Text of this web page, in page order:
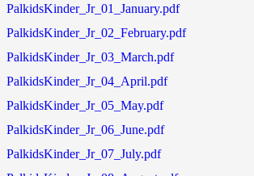
PalkidsKinder_Jr_01_January.pdf
PalkidsKinder_Jr_02_February.pdf
PalkidsKinder_Jr_03_March.pdf
PalkidsKinder_Jr_04_April.pdf
PalkidsKinder_Jr_05_May.pdf
PalkidsKinder_Jr_06_June.pdf
PalkidsKinder_Jr_07_July.pdf